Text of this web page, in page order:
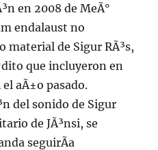
en 2008 de MeÃ°
endalaust no
material de Sigur RÃ³s,
que incluyeron en
aÃ±o pasado.
del sonido de Sigur
de JÃ³nsi, se
seguirÃ­a